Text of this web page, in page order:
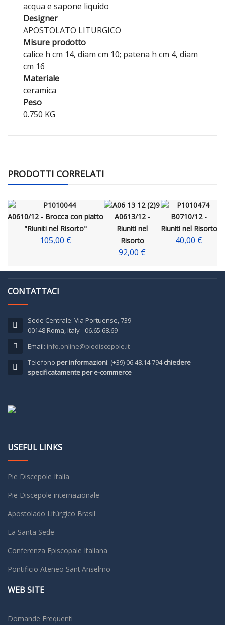
acqua e sapone liquido
Designer
APOSTOLATO LITURGICO
Misure prodotto
calice h cm 14, diam cm 10; patena h cm 4, diam
cm 16
Materiale
ceramica
Peso
0.750 KG
PRODOTTI CORRELATI
A0610/12 - Brocca con piatto
"Riuniti nel Risorto"
105,00 €
A0613/12 -
Riuniti nel
Risorto
92,00 €
B0710/12 -
Riuniti nel Risorto
40,00 €
CONTATTACI
Sede Centrale: Via Portuense, 739
00148 Roma, Italy - 06.65.68.69
Email: info.online@piediscepole.it
Telefono per informazioni: (+39) 06.48.14.794chiedere
specificatamente per e-commerce
USEFUL LINKS
Pie Discepole Italia
Pie Discepole internazionale
Apostolado Litúrgico Brasil
La Santa Sede
Conferenza Episcopale Italiana
Pontificio Ateneo Sant'Anselmo
WEB SITE
Domande Frequenti